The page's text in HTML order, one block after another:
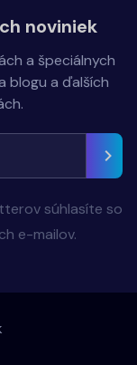
noviniek
a špeciálnych
blogu a ďalších
súhlasíte so
e-mailov.